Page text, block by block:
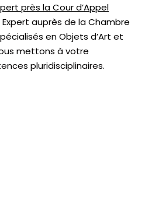
près la Cour d’Appel
auprès de laChambre
en Objets d’Art et
mettons à votre
pluridisciplinaires.